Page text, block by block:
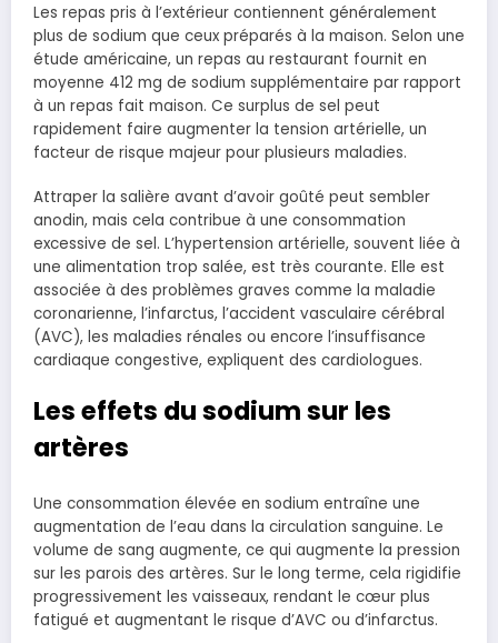
Les repas pris à l’extérieur contiennent généralement
plus de sodium que ceux préparés à la maison. Selon une
étude américaine, un repas au restaurant fournit en
moyenne 412 mg de sodium supplémentaire par rapport
à un repas fait maison. Ce surplus de sel peut
rapidement faire augmenter la tension artérielle, un
facteur de risque majeur pour plusieurs maladies.
Attraper la salière avant d’avoir goûté peut sembler
anodin, mais cela contribue à une consommation
excessive de sel. L’hypertension artérielle, souvent liée à
une alimentation trop salée, est très courante. Elle est
associée à des problèmes graves comme la maladie
coronarienne, l’infarctus, l’accident vasculaire cérébral
(AVC), les maladies rénales ou encore l’insuffisance
cardiaque congestive, expliquent des cardiologues.
Les effets du sodium sur les
artères
Une consommation élevée en sodium entraîne une
augmentation de l’eau dans la circulation sanguine. Le
volume de sang augmente, ce qui augmente la pression
sur les parois des artères. Sur le long terme, cela rigidifie
progressivement les vaisseaux, rendant le cœur plus
fatigué et augmentant le risque d’AVC ou d’infarctus.